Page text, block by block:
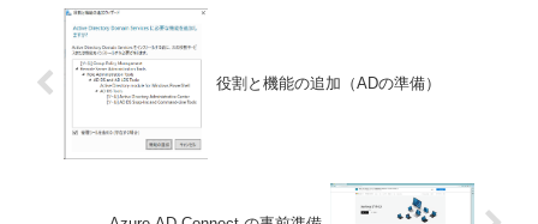
役割と機能の追加（ADの準備）